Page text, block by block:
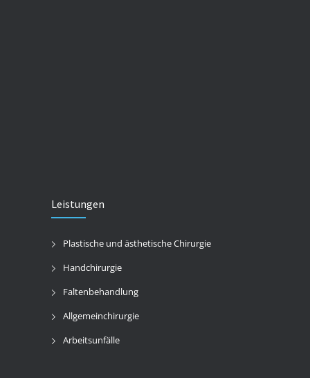
Leistungen
Plastische und ästhetische Chirurgie
Handchirurgie
Faltenbehandlung
Allgemeinchirurgie
Arbeitsunfälle